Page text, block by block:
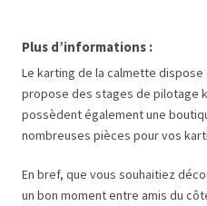
Plus d’informations :
Le karting de la calmette
propose des stages de pilotage
possèdent également une
nombreuses pièces pour vos
En bref, que vous souhaitiez
un bon moment entre amis du